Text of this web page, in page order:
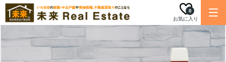
お気に入り
0